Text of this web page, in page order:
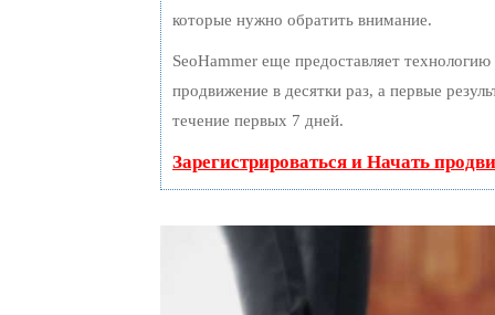
которые нужно обратить внимание.
SeoHammer еще предоставляет технологию
продвижение в десятки раз, а первые
течение первых 7 дней.
Зарегистрироваться и Начать